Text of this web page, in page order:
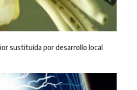
sustituída por desarrollo local